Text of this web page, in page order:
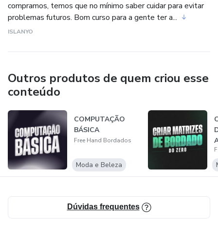
compramos, temos que no mínimo saber cuidar para evitar
problemas futuros. Bom curso para a gente ter a...
ISLANYO
Outros produtos de quem criou esse
conteúdo
COMPUTAÇÃO
BÁSICA
Free Hand Bordados
Moda e Beleza
Dúvidas frequentes